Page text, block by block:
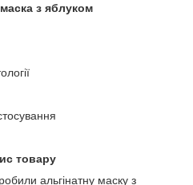
з яблуком
товару
альгінатну маску з